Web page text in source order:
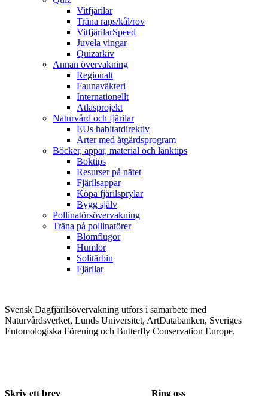
Vitfjärilar
Träna raps/kål/rov
VitfjärilarSpeed
Juvela vingar
Quizarkiv
Annan övervakning
Regionalt
Faunaväkteri
Internationellt
Atlasprojekt
Naturvård och fjärilar
EUs habitatdirektiv
Arter med åtgärdsprogram
Böcker, appar, material och länktips
Boktips
Resurser på nätet
Fjärilsappar
Köpa fjärilsprylar
Bygg själv
Pollinatörsövervakning
Träna på pollinatörer
Blomflugor
Humlor
Solitärbin
Fjärilar
Svensk Dagfjärilsövervakning utförs i samarbete med
Naturvårdsverket, Lunds Universitet, ArtDatabanken, Sveriges
Entomologiska Förening och Butterfly Conservation Europe.
Skriv ett brev Ring oss